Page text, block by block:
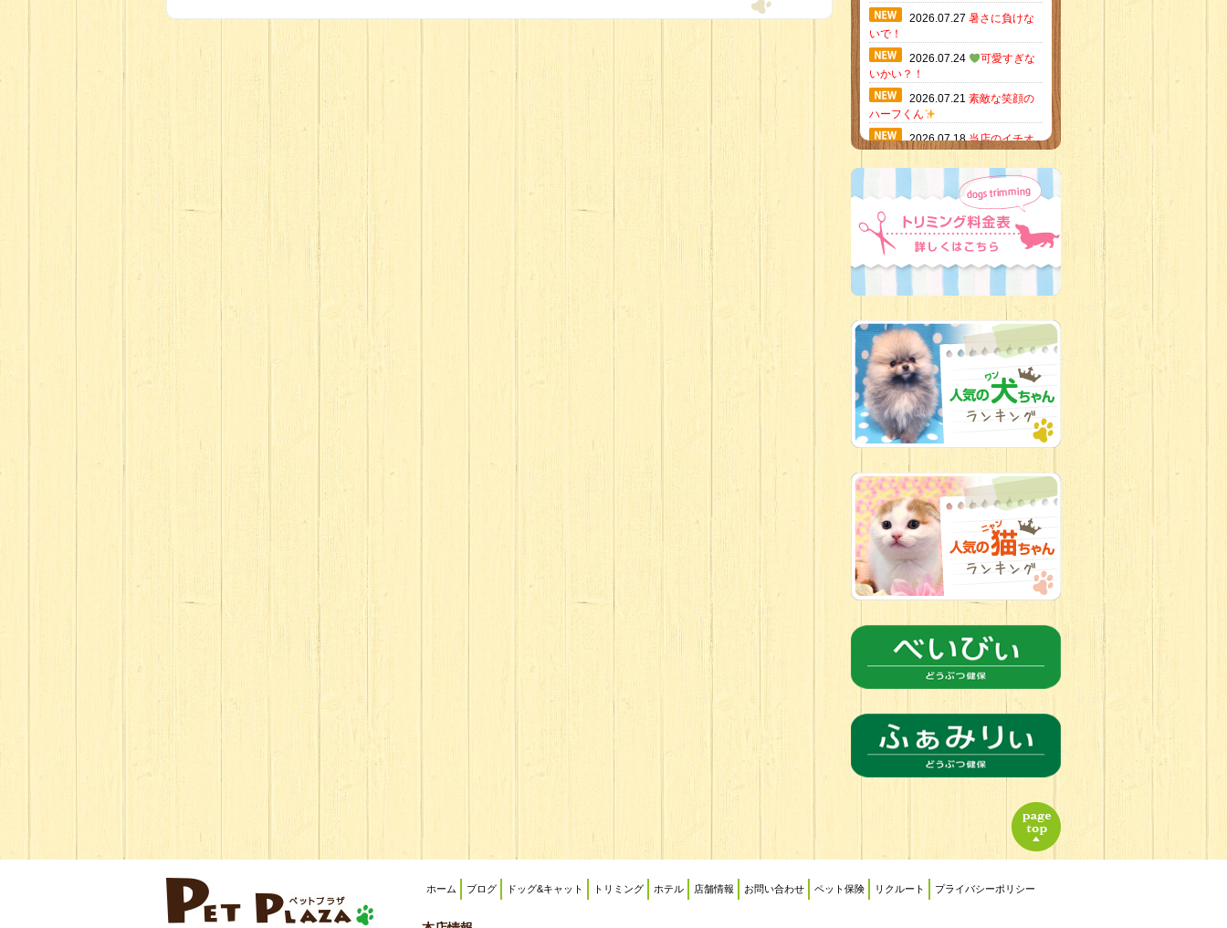
2026.07.27 暑さに負けな
いで！
2026.07.24
可愛すぎな
いかい？！
2026.07.21 素敵な笑顔の
ハーフくん
2026.07.18当店のイチオ
ミニチュア
ピンシャーのご紹介
2026.07.12♡ rare color
baby’s ♡
2026.07.06 新入生紹介
2026.07.03ちびっこワン
コ
2026.07.01
ダラダラな猫
スタッフ
2026.06.27新入生
2026.06.24
2026.06.21
転入生のご紹
介(*ﾉωﾉ)
2026.06.18
チョコカラー
にキュン
チワワの女の子
ホーム ブログ ドッグ&キャット トリミング ホテル 店舗情報 お問い合わせ ペット保険 リクルート プライバシーポリシー